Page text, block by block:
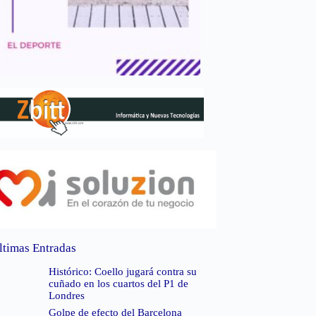
Entradas
Histórico: Coello jugará contra su
cuñado en los cuartos del P1 de
Londres
Golpe de efecto del Barcelona